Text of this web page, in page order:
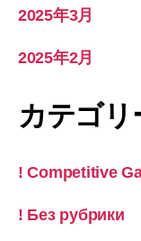
2025年3月
2025年2月
カテゴリ
! Competitive
! Без рубрики